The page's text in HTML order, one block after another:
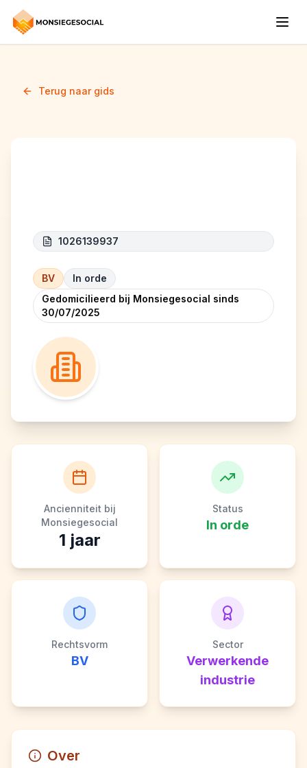
Terug naar gids
1026139937
BV
In orde
Gedomicilieerd bij Monsiegesocial sinds
30/07/2025
Ancienniteit bij
Monsiegesocial
1 jaar
Status
In orde
Rechtsvorm
BV
Sector
Verwerkende
industrie
Over